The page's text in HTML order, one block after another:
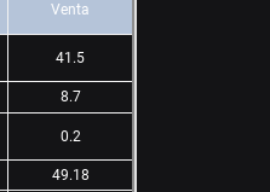
Venta
41.5
8.7
0.2
49.18